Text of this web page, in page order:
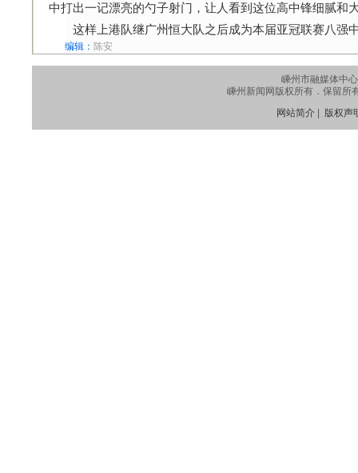
中打出一记漂亮的勺子射门，让人看到这位高中锋细腻和
这样上港队继广州恒大队之后成为本届亚冠联赛八强
编辑： 陈安
嵊州市融媒体中
嵊州新闻网版权所有．保留所
网站简介
版权声